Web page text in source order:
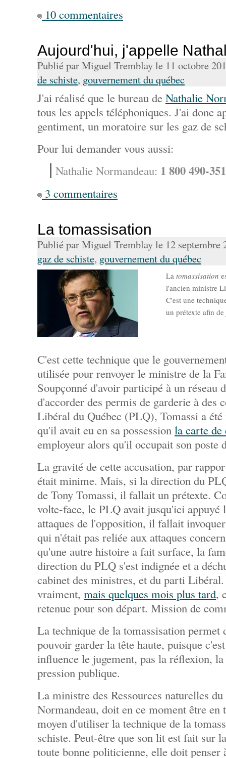
10 commentaires
Aujourd'hui, j'appelle
Publié par Miguel Tremblay le 11 octobre
de schiste, gouvernement du québec
J'ai réalisé que le bureau de Nathalie
tous les appels téléphoniques. J'ai donc
gentiment, un moratoire sur les gaz de
Pour lui demander vous aussi:
Nathalie Normandeau: 1 800 490-
3 commentaires
La tomassisation
Publié par Miguel Tremblay le 12 septembre
gaz de schiste, gouvernement du québec
Latomassisation
l'ancien ministre
C'est une
un prétexte afin
C'est cette technique que le
utilisée pour renvoyer le ministre de la
Soupçonné d'avoir participé à un réseau
d'accorder des permis de garderie à des
Libéral du Québec (PLQ), Tomassi a été
qu'il avait eu en sa possession la carte de
employeur alors qu'il occupait son poste
La gravité de cette accusation, par
était minime. Mais, si la direction du
de Tony Tomassi, il fallait un prétexte.
volte-face, le PLQ avait jusqu'ici appuyé
attaques de l'opposition, il fallait
qui n'était pas reliée aux attaques
qu'une autre histoire a fait surface, la
direction du PLQ s'est indignée et a
cabinet des ministres, et du parti
vraiment, mais quelques mois plus tard,
retenue pour son départ. Mission de
La technique de la tomassisation permet
pouvoir garder la tête haute, puisque
influence le jugement, pas la réflexion,
pression publique.
La ministre des Ressources naturelles
Normandeau, doit en ce moment être
moyen d'utiliser la technique de la
schiste. Peut-être que son lit est fait sur
toute bonne politicienne, elle doit penser